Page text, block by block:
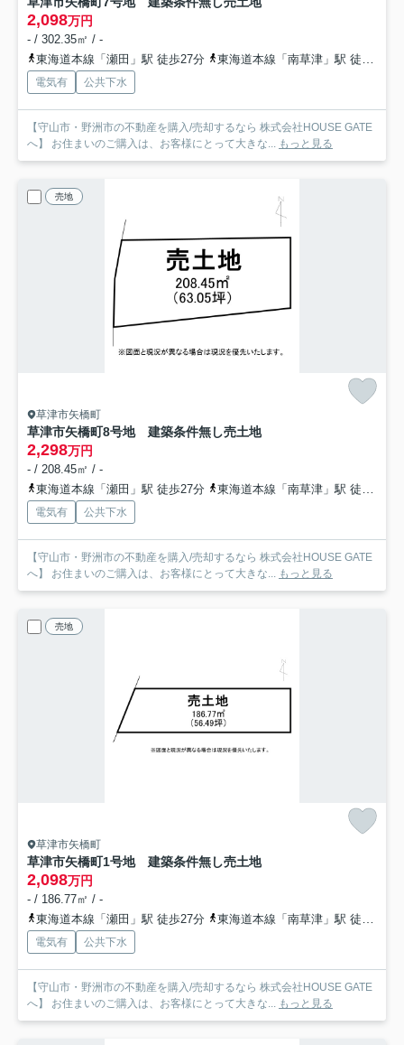
2,098万円
- / 302.35㎡ / -
東海道本線「瀬田」駅 徒歩27分
東海道本線「南草津」駅 徒歩35分
電気有 公共下水
【守山市・野洲市の不動産を購入/売却するなら 株式会社HOUSE GATE
へ】 お住まいのご購入は、お客様にとって大きな... もっと見る
売地
草津市矢橋町
草津市矢橋町8号地 建築条件無し売土地
2,298万円
- / 208.45㎡ / -
東海道本線「瀬田」駅 徒歩27分
東海道本線「南草津」駅 徒歩35分
電気有 公共下水
【守山市・野洲市の不動産を購入/売却するなら 株式会社HOUSE GATE
へ】 お住まいのご購入は、お客様にとって大きな... もっと見る
売地
草津市矢橋町
草津市矢橋町1号地 建築条件無し売土地
2,098万円
- / 186.77㎡ / -
東海道本線「瀬田」駅 徒歩27分
東海道本線「南草津」駅 徒歩35分
電気有 公共下水
【守山市・野洲市の不動産を購入/売却するなら 株式会社HOUSE GATE
へ】 お住まいのご購入は、お客様にとって大きな... もっと見る